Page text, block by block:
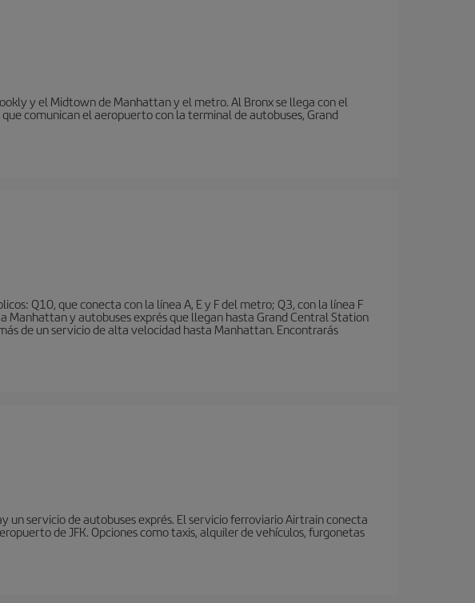
y el Midtown de Manhattan y el metro. Al Bronx se llega con el
comunican el aeropuerto con la terminal de autobuses, Grand
Q10, que conecta con la línea A, E y F del metro; Q3, con la línea F
y autobuses exprés que llegan hasta Grand Central Station
de un servicio de alta velocidad hasta Manhattan. Encontrarás
servicio de autobuses exprés. El servicio ferroviario Airtrain conecta
de JFK. Opciones como taxis, alquiler de vehículos, furgonetas